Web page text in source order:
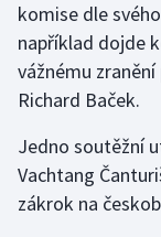
Krasobruslení
Lezení
Lyže a
Moderní pětiboj
komise dle
například dojde
vážnému
Richard Baček.
Jedno soutěžní
Vachtang
zákrok na